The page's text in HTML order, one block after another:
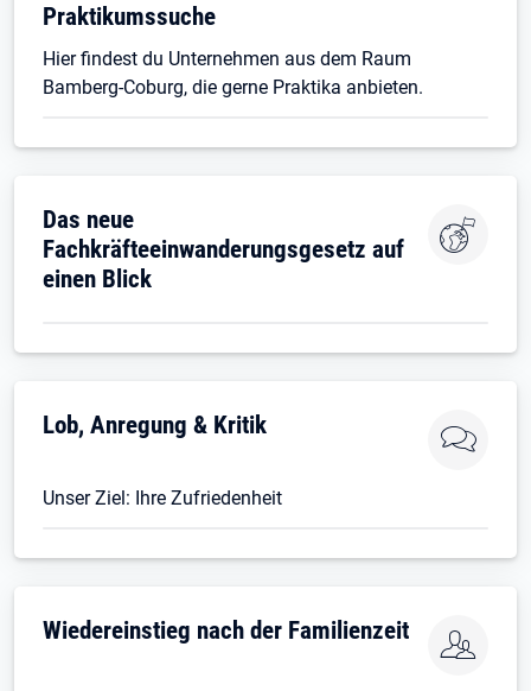
Praktikumssuche
Hier findest du Unternehmen aus dem Raum
Bamberg-Coburg, die gerne Praktika anbieten.
Das neue
Fachkräfteeinwanderungsgesetz auf
einen Blick
Lob, Anregung & Kritik
Unser Ziel: Ihre Zufriedenheit
Wiedereinstieg nach der Familienzeit